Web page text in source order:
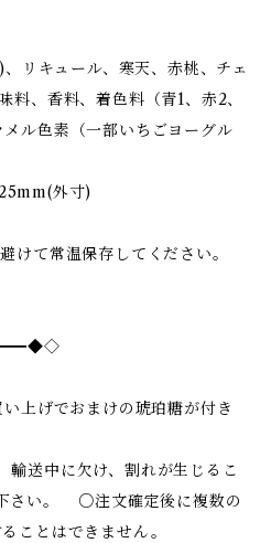
リキュール、寒天、赤桃、チェ
料、香料、着色料（青1、赤2、
ル色素（一部いちごヨーグル
外寸)
て常温保存してください。
上げでおまけの琥珀糖が付き
送中に欠け、割れが生じるこ
さい。 ○注文確定後に複数の
ることはできません。